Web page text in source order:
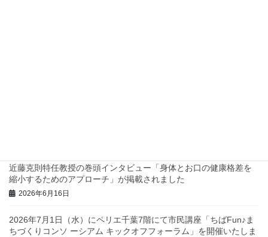
近藤克則特任教授の巻頭インタビュー「身体とお口の健康格差を
縮小するためのアプローチ」が掲載されました
2026年6月16日
2026年7月1日（水）にペリエ千葉7階にて市民講座「ちばFun♪ま
ちづくりコンソ ーシアム キックオフフォーラム」を開催いたしま